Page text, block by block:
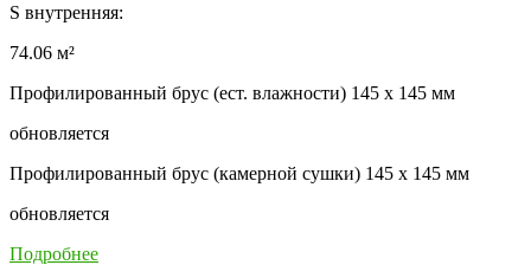
S внутренняя:
74.06 м²
Профилированный брус (ест. влажности) 145 x 145 мм
обновляется
Профилированный брус (камерной сушки) 145 x 145 мм
обновляется
Подробнее